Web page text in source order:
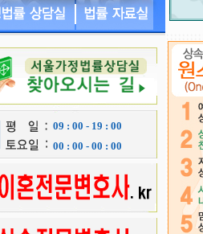
09 : 00 - 19 : 00
00 : 00 - 00 : 00